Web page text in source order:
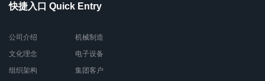
快捷入口 Quick Entry
公司介绍
文化理念
组织架构
机械制造
电子设备
集团客户